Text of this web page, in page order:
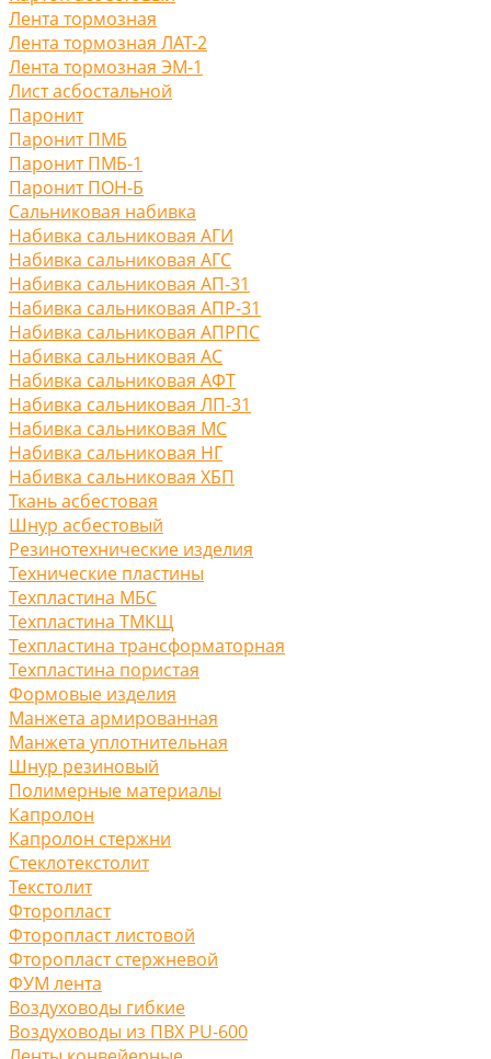
Лента тормозная
Лента тормозная ЛАТ-2
Лента тормозная ЭМ-1
Лист асбостальной
Паронит
Паронит ПМБ
Паронит ПМБ-1
Паронит ПОН-Б
Сальниковая набивка
Набивка сальниковая АГИ
Набивка сальниковая АГС
Набивка сальниковая АП-31
Набивка сальниковая АПР-31
Набивка сальниковая АПРПС
Набивка сальниковая АС
Набивка сальниковая АФТ
Набивка сальниковая ЛП-31
Набивка сальниковая МС
Набивка сальниковая НГ
Набивка сальниковая ХБП
Ткань асбестовая
Шнур асбестовый
Резинотехнические изделия
Технические пластины
Техпластина МБС
Техпластина ТМКЩ
Техпластина трансформаторная
Техпластина пористая
Формовые изделия
Манжета армированная
Манжета уплотнительная
Шнур резиновый
Полимерные материалы
Капролон
Капролон стержни
Стеклотекстолит
Текстолит
Фторопласт
Фторопласт листовой
Фторопласт стержневой
ФУМ лента
Воздуховоды гибкие
Воздуховоды из ПВХ PU-600